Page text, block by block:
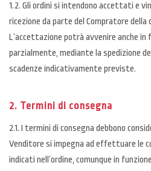
1.2. Gli ordini si intendono accettati e
ricezione da parte del Compratore della
L’accettazione potrà avvenire anche
parzialmente, mediante la spedizione
scadenze indicativamente previste.
2. Termini di consegna
2.1. I termini di consegna debbono
Venditore si impegna ad effettuare le
indicati nell’ordine, comunque in